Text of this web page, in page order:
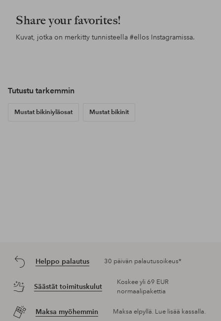
Share your favorites!
Kuvat, jotka on merkitty tunnisteella #ellos Instagramissa.
Tutustu tarkemmin
Mustat bikiniyläosat Mustat bikinit
Helppo palautus 30 päivän palautusoikeus*
Säästät toimituskulut
Koskee yli 69 EUR
normaalipakettia
Maksa myöhemmin Maksa elpyllä. Lue lisää kassalla.